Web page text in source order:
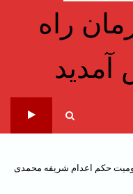
راه
حکم اعدام شریفه محمدی